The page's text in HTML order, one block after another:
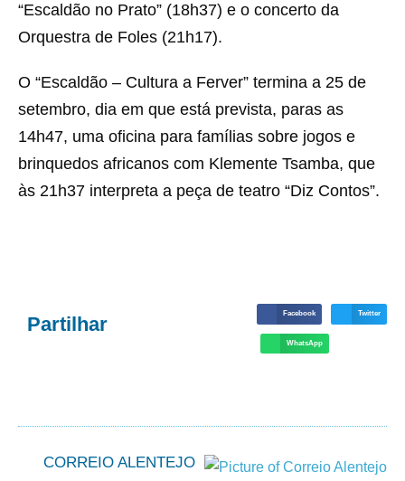
“Escaldão no Prato” (18h37) e o concerto da
Orquestra de Foles (21h17).
O “Escaldão – Cultura a Ferver” termina a 25 de
setembro, dia em que está prevista, paras as
14h47, uma oficina para famílias sobre jogos e
brinquedos africanos com Klemente Tsamba, que
às 21h37 interpreta a peça de teatro “Diz Contos”.
Partilhar Facebook Twitter
WhatsApp
CORREIO ALENTEJO